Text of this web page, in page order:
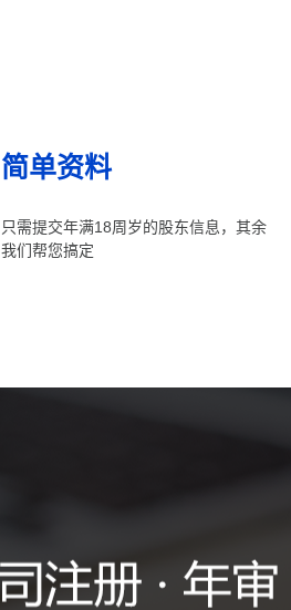
简单资料
只需提交年满18周岁的股东信息，其余
我们帮您搞定